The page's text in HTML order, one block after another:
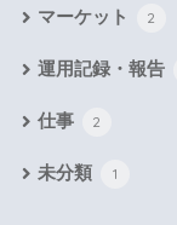
マーケット 2
運用記録・報告
仕事 2
未分類 1